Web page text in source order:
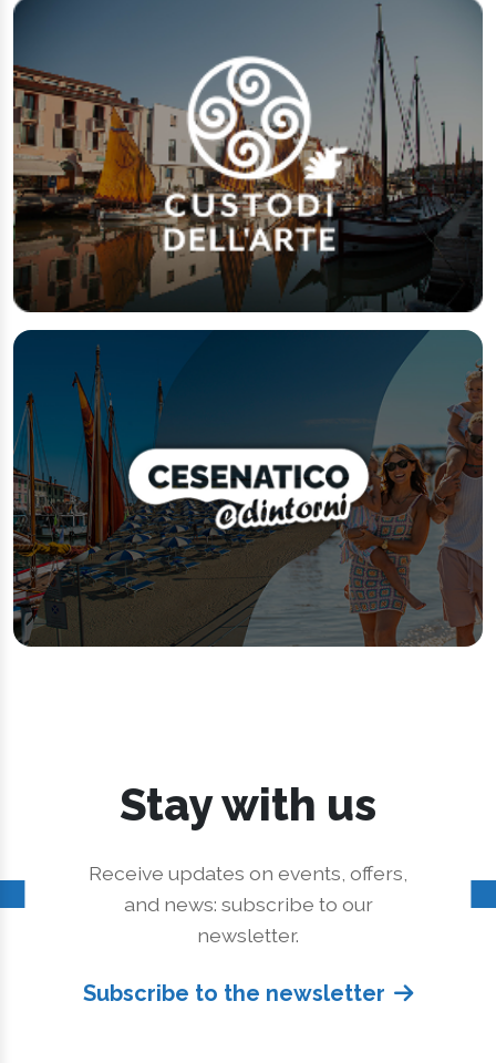
Stay with us
Receive updates on events, offers,
and news: subscribe to our
newsletter.
Subscribe to the newsletter